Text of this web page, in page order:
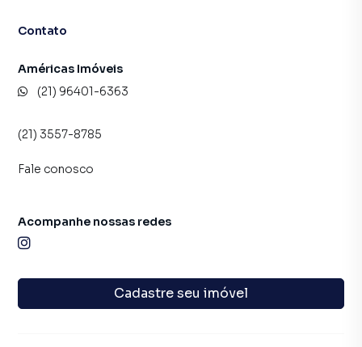
Contato
Américas Imóveis
(21) 96401-6363
(21) 3557-8785
Fale conosco
Cadastre seu imóvel
Acompanhe nossas redes